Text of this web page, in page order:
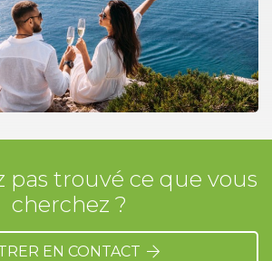
pas trouvé ce que vous
cherchez ?
EN CONTACT